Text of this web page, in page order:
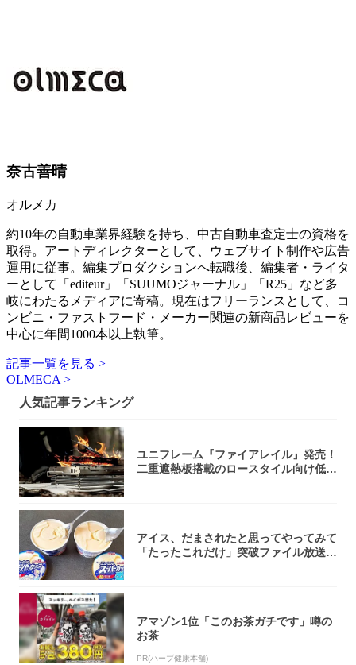
奈古善晴
オルメカ
約10年の自動車業界経験を持ち、中古自動車査定士の資格を
取得。アートディレクターとして、ウェブサイト制作や広告
運用に従事。編集プロダクションへ転職後、編集者・ライタ
ーとして「editeur」「SUUMOジャーナル」「R25」など多
岐にわたるメディアに寄稿。現在はフリーランスとして、コ
ンビニ・ファストフード・メーカー関連の新商品レビューを
中心に年間1000本以上執筆。
記事一覧を見る >
OLMECA >
人気記事ランキング
ユニフレーム『ファイアレイル』発売！
二重遮熱板搭載のロースタイル向け低型
アイス、だまされたと思ってやってみて
「たったこれだけ」突破ファイル放送で
アマゾン1位「このお茶ガチです」噂の
お茶
PR(ハーブ健康本舗)